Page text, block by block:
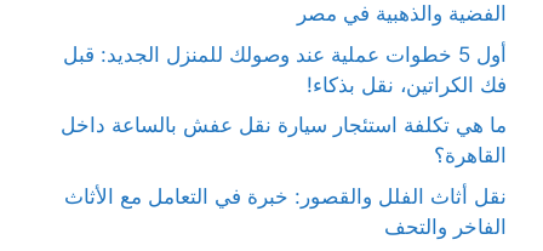
الفضية والذهبية في مصر
أول 5 خطوات عملية عند وصولك للمنزل الجديد: قبل
فك الكراتين، نقل بذكاء!
ما هي تكلفة استئجار سيارة نقل عفش بالساعة داخل
القاهرة؟
نقل أثاث الفلل والقصور: خبرة في التعامل مع الأثاث
الفاخر والتحف